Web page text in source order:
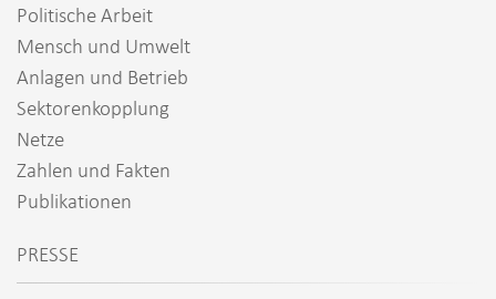
Politische Arbeit
Mensch und Umwelt
Anlagen und Betrieb
Sektorenkopplung
Netze
Zahlen und Fakten
Publikationen
PRESSE